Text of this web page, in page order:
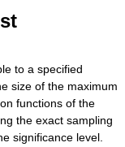
to a specified
size of the maximum
functions of the
the exact sampling
significance level.